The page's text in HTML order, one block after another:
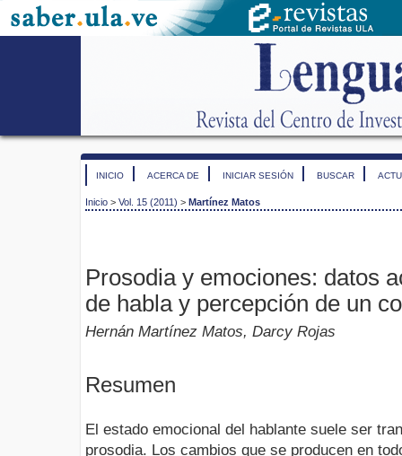
INICIO ACERCA DE INICIAR SESIÓN BUSCAR
Inicio > Vol. 15 (2011) > Martínez Matos
Prosodia y emociones: datos
de habla y percepción de un
Hernán Martínez Matos, Darcy Rojas
Resumen
El estado emocional del hablante suele ser
prosodia. Los cambios que se producen en